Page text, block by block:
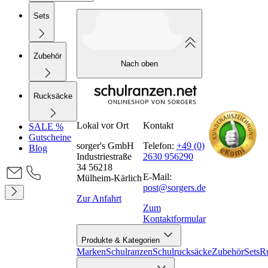
Sets
Zubehör
Rucksäcke
SALE %
Gutscheine
Blog
Nach oben
Lokal vor Ort
sorger's GmbH
Industriestraße
34 56218
Mülheim-Kärlich
Zur Anfahrt
Kontakt
Telefon: +49 (0)
2630 956290
E-Mail:
post@sorgers.de
Zum
Kontaktformular
Produkte & Kategorien
MarkenSchulranzenSchulrucksäckeZubehörSets